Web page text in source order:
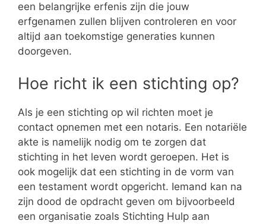
een belangrijke erfenis zijn die jouw
erfgenamen zullen blijven controleren en voor
altijd aan toekomstige generaties kunnen
doorgeven.
Hoe richt ik een stichting op?
Als je een stichting op wil richten moet je
contact opnemen met een notaris. Een notariële
akte is namelijk nodig om te zorgen dat
stichting in het leven wordt geroepen. Het is
ook mogelijk dat een stichting in de vorm van
een testament wordt opgericht. Iemand kan na
zijn dood de opdracht geven om bijvoorbeeld
een organisatie zoals Stichting Hulp aan